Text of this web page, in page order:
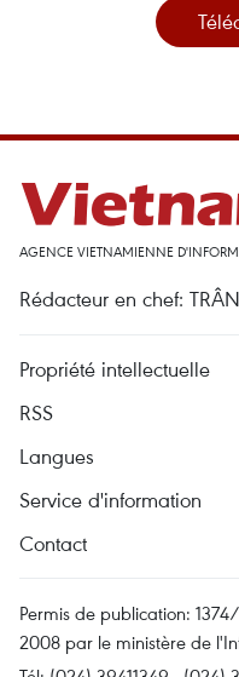
AGENCE VIETNAMIENNE
Rédacteur en chef:
Propriété intellectuelle
RSS
Langues
Service d'information
Contact
Permis de publication:
2008 par le ministère de